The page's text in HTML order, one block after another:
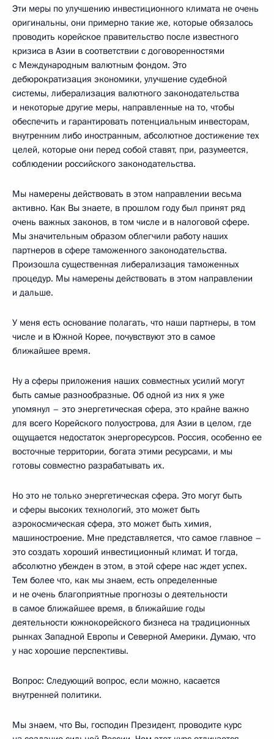
Эти меры по улучшению инвестиционного климата не очень
оригинальны, они примерно такие же, которые обязалось
проводить корейское правительство после известного
кризиса в Азии в соответствии с договоренностями
с Международным валютным фондом. Это
дебюрократизация экономики, улучшение судебной
системы, либерализация валютного законодательства
и некоторые другие меры, направленные на то, чтобы
обеспечить и гарантировать потенциальным инвесторам,
внутренним либо иностранным, абсолютное достижение тех
целей, которые они перед собой ставят, при, разумеется,
соблюдении российского законодательства.
Мы намерены действовать в этом направлении весьма
активно. Как Вы знаете, в прошлом году был принят ряд
очень важных законов, в том числе и в налоговой сфере.
Мы значительным образом облегчили работу наших
партнеров в сфере таможенного законодательства.
Произошла существенная либерализация таможенных
процедур. Мы намерены действовать в этом направлении
и дальше.
У меня есть основание полагать, что наши партнеры, в том
числе и в Южной Корее, почувствуют это в самое
ближайшее время.
Ну а сферы приложения наших совместных усилий могут
быть самые разнообразные. Об одной из них я уже
упомянул – это энергетическая сфера, это крайне важно
для всего Корейского полуострова, для Азии в целом, где
ощущается недостаток энергоресурсов. Россия, особенно ее
восточные территории, богата этими ресурсами, и мы
готовы совместно разрабатывать их.
Но это не только энергетическая сфера. Это могут быть
и сферы высоких технологий, это может быть
аэрокосмическая сфера, это может быть химия,
машиностроение. Мне представляется, что самое главное –
это создать хороший инвестиционный климат. И тогда,
абсолютно убежден в этом, в этой сфере нас ждет успех.
Тем более что, как мы знаем, есть определенные
и не очень благоприятные прогнозы о деятельности
в самое ближайшее время, в ближайшие годы
деятельности южнокорейского бизнеса на традиционных
рынках Западной Европы и Северной Америки. Думаю, что
у нас хорошие перспективы.
Вопрос: Следующий вопрос, если можно, касается
внутренней политики.
Мы знаем, что Вы, господин Президент, проводите курс